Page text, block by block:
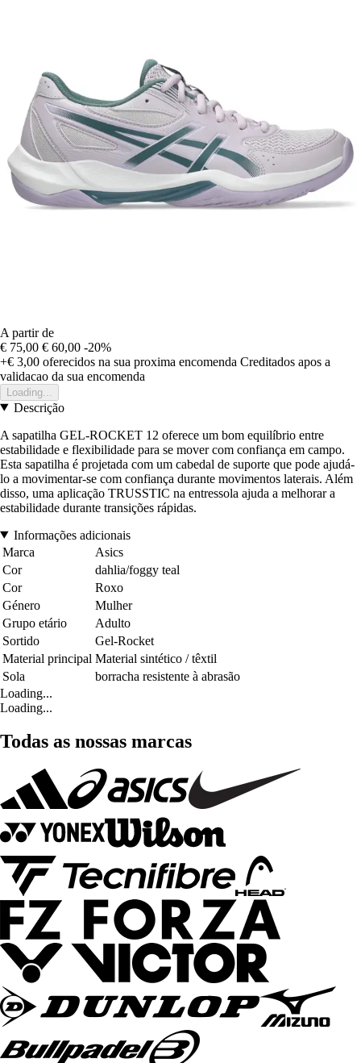
A partir de
€ 75,00 € 60,00 -20%
+€ 3,00 oferecidos na sua proxima encomenda Creditados apos a
validacao da sua encomenda
Loading...
Descrição
A sapatilha GEL-ROCKET 12 oferece um bom equilíbrio entre
estabilidade e flexibilidade para se mover com confiança em campo.
Esta sapatilha é projetada com um cabedal de suporte que pode ajudá-
lo a movimentar-se com confiança durante movimentos laterais. Além
disso, uma aplicação TRUSSTIC na entressola ajuda a melhorar a
estabilidade durante transições rápidas.
Informações adicionais
Marca
Asics
Cor
dahlia/foggy teal
Cor
Roxo
Género
Mulher
Grupo etário
Adulto
Sortido
Gel-Rocket
Material principal Material sintético / têxtil
Sola
borracha resistente à abrasão
Loading...
Loading...
Todas as nossas marcas